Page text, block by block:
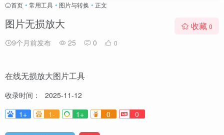
首页 • 常用工具 • 图片与转换 • 正文
图片无损放大
9个月前发布 25 0 0
收藏 0
在线无损放大图片工具
收录时间：
2025-11-12
1+
1- 1+ 0 0